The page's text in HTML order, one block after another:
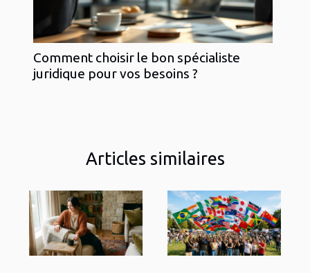
Comment choisir le bon spécialiste
juridique pour vos besoins ?
Articles similaires